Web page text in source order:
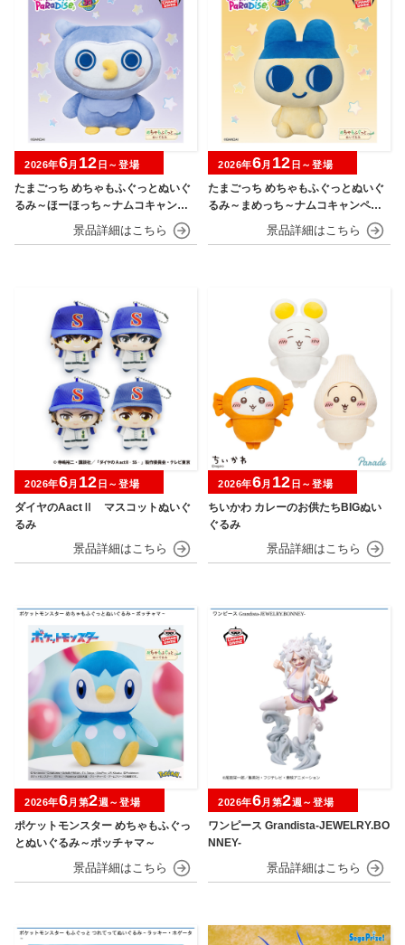
たまごっち めちゃもふぐっとぬいぐ
るみ～ほーほっち～ナムコキャンペ
2026年6月 12 日～登場
たまごっち めちゃもふぐっとぬいぐ
るみ～まめっち～ナムコキャンペー
2026年6月 12 日～登場
ダイヤのAactⅡ マスコットぬいぐ
るみ
2026年6月 12 日～登場
ちいかわ カレーのお供たちBIGぬい
ぐるみ
2026年6月 12 日～登場
ポケットモンスター めちゃもふぐっ
とぬいぐるみ～ポッチャマ～
2026年6月第2週～登場
ワンピース Grandista-JEWELRY.BO
NNEY-
2026年6月第2週～登場